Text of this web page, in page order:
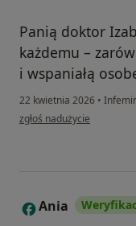
Panią doktor
każdemu –
i wspaniałą
22 kwietnia 2026 •
w opinii użytkownika
zgłoś nadużycie
A Ania